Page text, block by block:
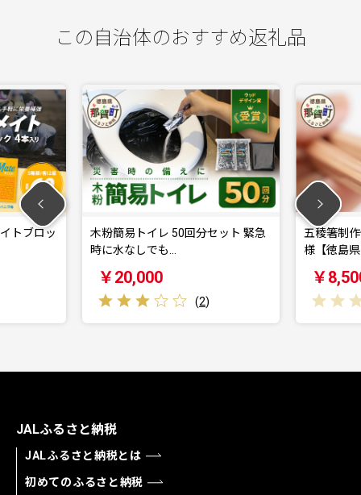
この自治体のおすすめ返礼品
ッ
木粉簡易トイレ 50回分セット 緊急
時に水なしでも…
￥20,000
(2 )
五稜箸制作体験
様【徳島県 那賀
￥8,500
JALふるさと納税
JALふるさと納税とは
初めてのふるさと納税